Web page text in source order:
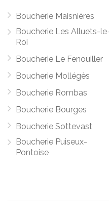
Boucherie Maisnières
Boucherie Les Alluets-
Roi
Boucherie Le Fenouiller
Boucherie Mollégès
Boucherie Rombas
Boucherie Bourges
Boucherie Sottevast
Boucherie Puiseux-
Pontoise